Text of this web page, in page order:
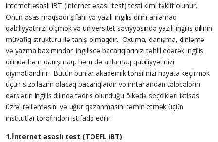
internet əsaslı iBT (internet əsaslı test) testi kimi təklif olunur.
Onun əsas məqsədi şifahi və yazılı ingilis dilini anlamaq
qabiliyyətinizi ölçmək və universitet səviyyəsində yazılı ingilis dilinin
müvafiq strukturu ilə tanış olmaqdır. Oxuma, danışma, dinləmə
və yazma baxımından ingiliscə bacarıqlarınızı təhlil edərək ingilis
dilində həm danışmaq, həm də anlamaq qabiliyyətinizi
qiymətləndirir. Bütün bunlar akademik təhsilinizi həyata keçirmək
üçün sizə lazım olacaq bacarıqlardır və imtahandan tələbələrin
dərslərin ingilis dilində tədris olunduğu ölkədə seçdikləri ixtisas
üzrə irəliləməsini və uğur qazanmasını təmin etmək üçün
institutlar tərəfindən istifadə edilir.
1.İnternet əsaslı test (TOEFL iBT)